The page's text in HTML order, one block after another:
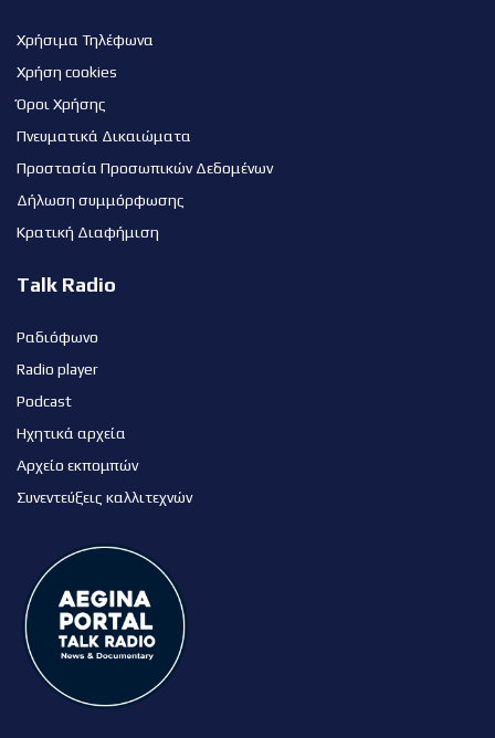
Χρήσιμα Τηλέφωνα
Χρήση cookies
Όροι Χρήσης
Πνευματικά Δικαιώματα
Προστασία Προσωπικών Δεδομένων
Δήλωση συμμόρφωσης
Κρατική Διαφήμιση
Talk Radio
Ραδιόφωνο
Radio player
Podcast
Ηχητικά αρχεία
Αρχείο εκπομπών
Συνεντεύξεις καλλιτεχνών